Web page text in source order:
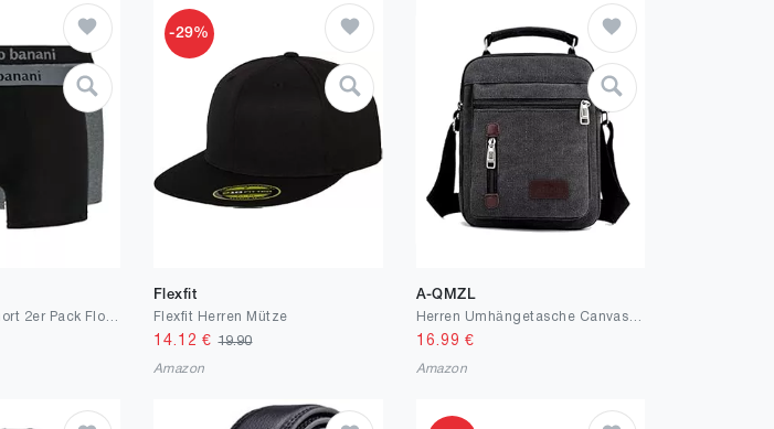
-29%
Flexfit
Flexfit Herren Mütze
14.12 €19.90
Amazon
A-QMZL
16.99 €
Amazon